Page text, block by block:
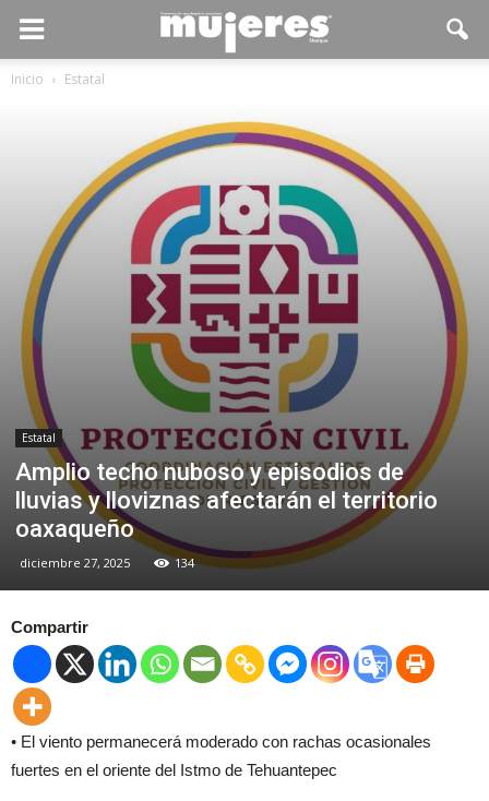
Inicio Estatal
Estatal
Amplio techo nuboso y episodios de
lluvias y lloviznas afectarán el territorio
oaxaqueño
diciembre 27, 2025 134
Compartir
• El viento permanecerá moderado con rachas ocasionales
fuertes en el oriente del Istmo de Tehuantepec